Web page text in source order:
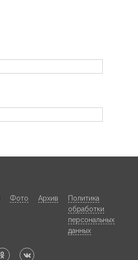
Фото Архив
Политика
обработки
персональных
данных